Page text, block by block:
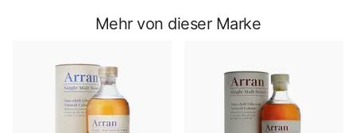
Mehr von dieser Marke